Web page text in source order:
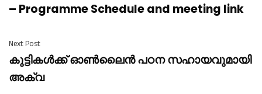
– Programme Schedule and meeting link
Next Post
കുട്ടികൾക്ക് ഓൺലൈൻ പഠന സഹായവുമായി
അക്വ